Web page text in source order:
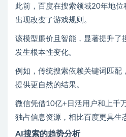
此前，百度在搜索领域20年地位
出现改变了游戏规则。
该模型廉价且智能，显著提升了
发生根本性变化。
例如，传统搜索依赖关键词匹配
提供更自然的结果。
微信凭借10亿+日活用户和上千
独占信息资源，相比百度更具生
AI搜索的趋势分析